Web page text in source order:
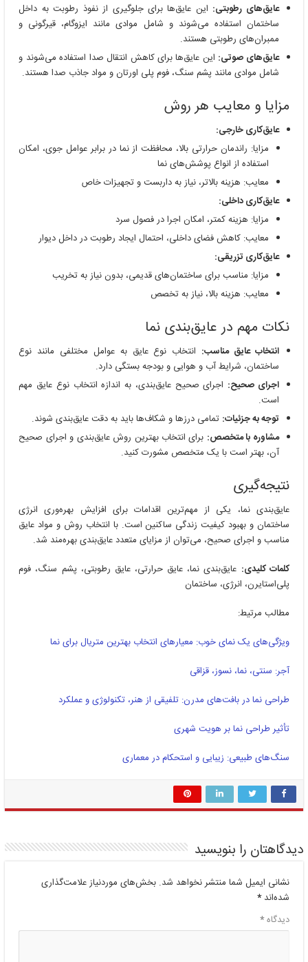
عایق‌های رطوبتی: این عایق‌ها برای جلوگیری از نفوذ رطوبت به داخل
ساختمان استفاده می‌شوند و شامل موادی مانند ایزوگام، قیرگونی و
ممبران‌های رطوبتی هستند.
عایق‌های صوتی: این عایق‌ها برای کاهش انتقال صدا استفاده می‌شوند و
شامل موادی مانند پشم سنگ، فوم پلی اورتان و مواد جاذب صدا هستند.
مزایا و معایب هر روش
عایق‌کاری خارجی:
مزایا: راندمان حرارتی بالا، محافظت از نما در برابر عوامل جوی، امکان
استفاده از انواع پوشش‌های نما
معایب: هزینه بالاتر، نیاز به داربست و تجهیزات خاص
عایق‌کاری داخلی:
مزایا: هزینه کمتر، امکان اجرا در فصول سرد
معایب: کاهش فضای داخلی، احتمال ایجاد رطوبت در داخل دیوار
عایق‌کاری تزریقی:
مزایا: مناسب برای ساختمان‌های قدیمی، بدون نیاز به تخریب
معایب: هزینه بالا، نیاز به تخصص
نکات مهم در عایق‌بندی نما
انتخاب عایق مناسب: انتخاب نوع عایق به عوامل مختلفی مانند نوع
ساختمان، شرایط آب و هوایی و بودجه بستگی دارد.
اجرای صحیح: اجرای صحیح عایق‌بندی، به اندازه انتخاب نوع عایق مهم
است.
توجه به جزئیات: تمامی درزها و شکاف‌ها باید به دقت عایق‌بندی شوند.
مشاوره با متخصص: برای انتخاب بهترین روش عایق‌بندی و اجرای صحیح
آن، بهتر است با یک متخصص مشورت کنید.
نتیجه‌گیری
عایق‌بندی نما، یکی از مهم‌ترین اقدامات برای افزایش بهره‌وری انرژی
ساختمان و بهبود کیفیت زندگی ساکنین است. با انتخاب روش و مواد عایق
مناسب و اجرای صحیح، می‌توان از مزایای متعدد عایق‌بندی بهره‌مند شد.
کلمات کلیدی: عایق‌بندی نما، عایق حرارتی، عایق رطوبتی، پشم سنگ، فوم
پلی‌استایرن، انرژی، ساختمان
مطالب مرتیط:
ویژگی‌های یک نمای خوب: معیارهای انتخاب بهترین متریال برای نما
آجر: سنتی، نما، نسوز، قزاقی
طراحی نما در بافت‌های مدرن: تلفیقی از هنر، تکنولوژی و عملکرد
تأثیر طراحی نما بر هویت شهری
سنگ‌های طبیعی: زیبایی و استحکام در معماری
دیدگاهتان را بنویسید
نشانی ایمیل شما منتشر نخواهد شد. بخش‌های موردنیاز علامت‌گذاری
شده‌اند*
دیدگاه*